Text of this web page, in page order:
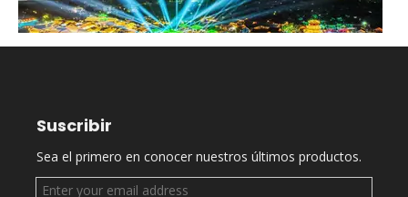
Ciudad nocturna de Mianyang
En la noche del 22 de junio de 2023, el lugar escénico
Suscribir
Sea el primero en conocer nuestros últimos productos.